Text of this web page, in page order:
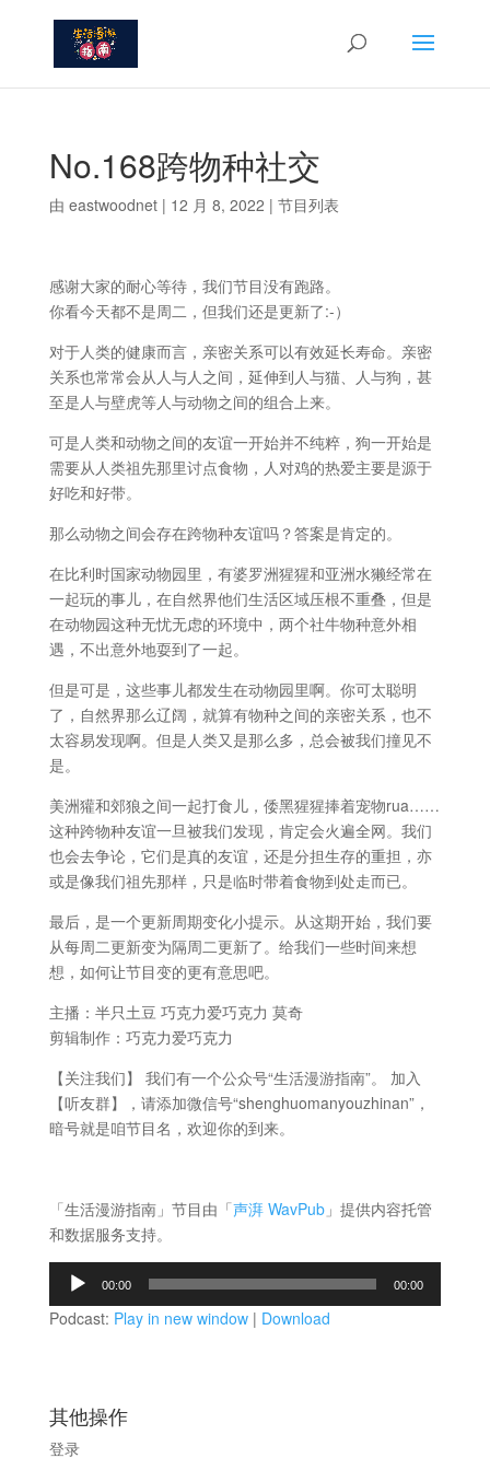
No.168跨物种社交
由 eastwoodnet| 12 月 8, 2022 | 节目列表
感谢大家的耐心等待，我们节目没有跑路。
你看今天都不是周二，但我们还是更新了:-）
对于人类的健康而言，亲密关系可以有效延长寿命。亲密
关系也常常会从人与人之间，延伸到人与猫、人与狗，甚
至是人与壁虎等人与动物之间的组合上来。
可是人类和动物之间的友谊一开始并不纯粹，狗一开始是
需要从人类祖先那里讨点食物，人对鸡的热爱主要是源于
好吃和好带。
那么动物之间会存在跨物种友谊吗？答案是肯定的。
在比利时国家动物园里，有婆罗洲猩猩和亚洲水獭经常在
一起玩的事儿，在自然界他们生活区域压根不重叠，但是
在动物园这种无忧无虑的环境中，两个社牛物种意外相
遇，不出意外地耍到了一起。
但是可是，这些事儿都发生在动物园里啊。你可太聪明
了，自然界那么辽阔，就算有物种之间的亲密关系，也不
太容易发现啊。但是人类又是那么多，总会被我们撞见不
是。
美洲獾和郊狼之间一起打食儿，倭黑猩猩捧着宠物rua……
这种跨物种友谊一旦被我们发现，肯定会火遍全网。我们
也会去争论，它们是真的友谊，还是分担生存的重担，亦
或是像我们祖先那样，只是临时带着食物到处走而已。
最后，是一个更新周期变化小提示。从这期开始，我们要
从每周二更新变为隔周二更新了。给我们一些时间来想
想，如何让节目变的更有意思吧。
主播：半只土豆 巧克力爱巧克力 莫奇
剪辑制作：巧克力爱巧克力
【关注我们】 我们有一个公众号“生活漫游指南”。 加入
【听友群】，请添加微信号“shenghuomanyouzhinan”，
暗号就是咱节目名，欢迎你的到来。
「生活漫游指南」节目由「声湃 WavPub」提供内容托管
和数据服务支持。
播
00:00 00:00
Podcast: Play in new window| Download
其他操作
登录